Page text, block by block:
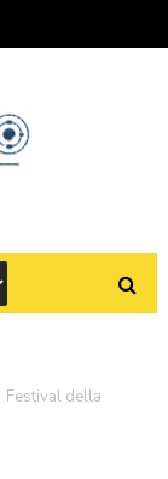
Festival della